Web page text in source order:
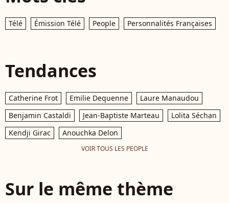
Télé Émission Télé People Personnalités Françaises
Tendances
Catherine Frot Emilie Dequenne
Laure Manaudou
Benjamin Castaldi
Jean-Baptiste Marteau
Lolita Séchan
Kendji Girac
Anouchka Delon
VOIR TOUS LES PEOPLE
Sur le même thème